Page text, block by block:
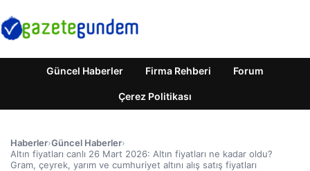
Güncel Haberler Firma Rehberi Forum
Çerez Politikası
Haberler›Güncel Haberler›
Altın fiyatları canlı 26 Mart 2026: Altın fiyatları ne kadar oldu?
Gram, çeyrek, yarım ve cumhuriyet altını alış satış fiyatları